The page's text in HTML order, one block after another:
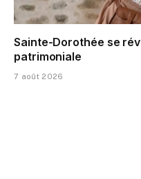
Sainte-Dorothée se
patrimoniale
7 août 2026